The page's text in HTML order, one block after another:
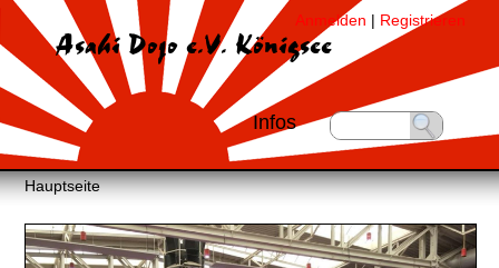
Asahi Dojo e.V. Königsee
Anmelden | Registrieren
Infos
Hauptseite